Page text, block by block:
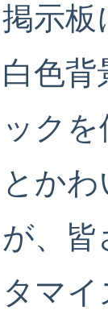
掲示板
白色
ック
とか
が、
タマ